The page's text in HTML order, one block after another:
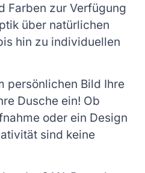
Farben zur Verfügung
über natürlichen
hin zu individuellen
persönlichen Bild Ihre
Dusche ein! Ob
oder ein Design
sind keine